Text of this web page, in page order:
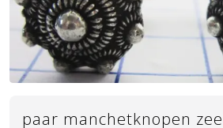
paar manchetknopen